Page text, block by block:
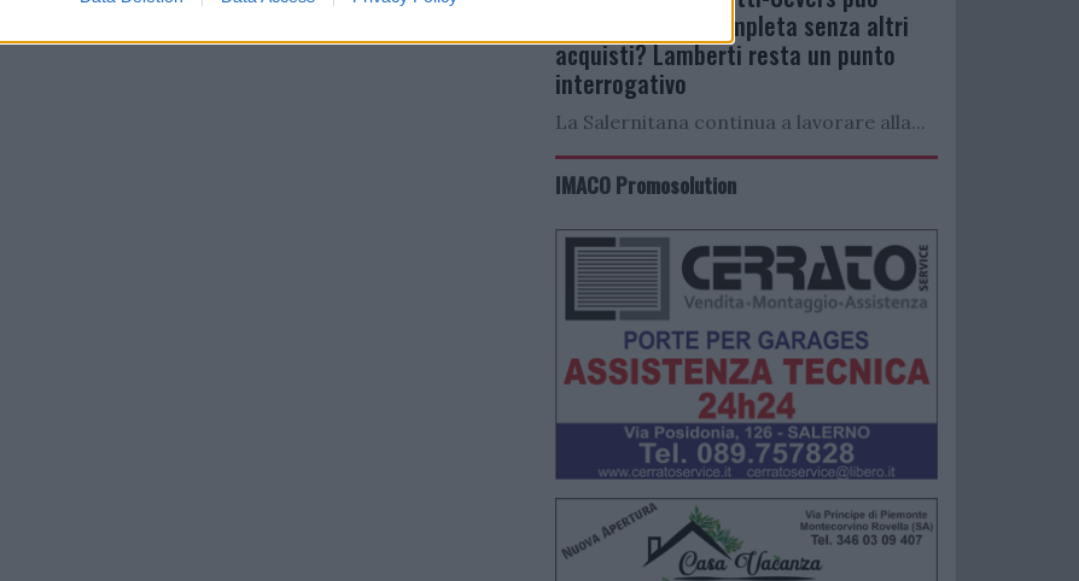
bastare: porta completa senza altri
acquisti? Lamberti resta un punto
interrogativo
La Salernitana continua a lavorare alla...
IMACO Promosolution